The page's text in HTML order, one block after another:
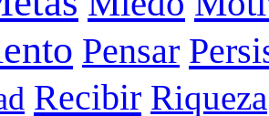
Pensar
Recibir Riqueza